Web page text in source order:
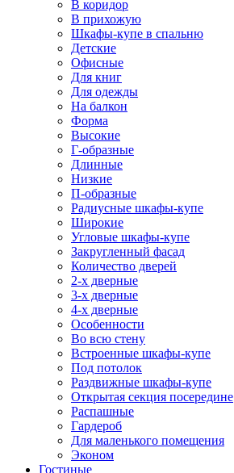
В коридор
В прихожую
Шкафы-купе в спальню
Детские
Офисные
Для книг
Для одежды
На балкон
Форма
Высокие
Г-образные
Длинные
Низкие
П-образные
Радиусные шкафы-купе
Широкие
Угловые шкафы-купе
Закругленный фасад
Количество дверей
2-х дверные
3-х дверные
4-х дверные
Особенности
Во всю стену
Встроенные шкафы-купе
Под потолок
Раздвижные шкафы-купе
Открытая секция посередине
Распашные
Гардероб
Для маленького помещения
Эконом
Гостиные